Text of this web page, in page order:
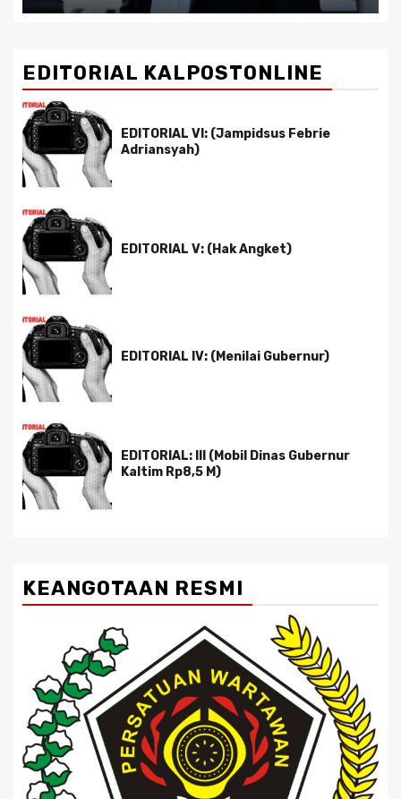
EDITORIAL KALPOSTONLINE
EDITORIAL VI: (Jampidsus Febrie
Adriansyah)
EDITORIAL V: (Hak Angket)
EDITORIAL IV: (Menilai Gubernur)
EDITORIAL: III (Mobil Dinas Gubernur
Kaltim Rp8,5 M)
KEANGOTAAN RESMI